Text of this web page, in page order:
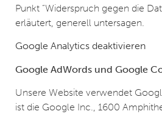
Punkt “Widerspruch gegen die
erläutert, generell untersagen.
Google Analytics deaktivieren
Google AdWords und Google
Unsere Website verwendet
ist die Google Inc., 1600